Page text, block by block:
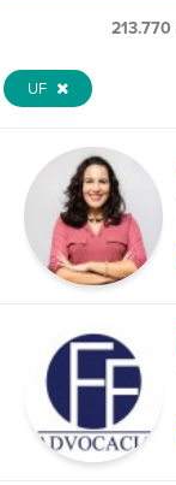
213.770
UF